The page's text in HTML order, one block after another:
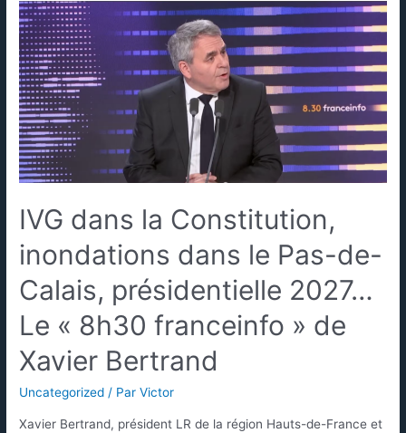
IVG dans la Constitution,
inondations dans le Pas-de-
Calais, présidentielle 2027…
Le « 8h30 franceinfo » de
Xavier Bertrand
Uncategorized / ParVictor
Xavier Bertrand, président LR de la région Hauts-de-France et